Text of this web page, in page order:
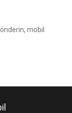
mobil